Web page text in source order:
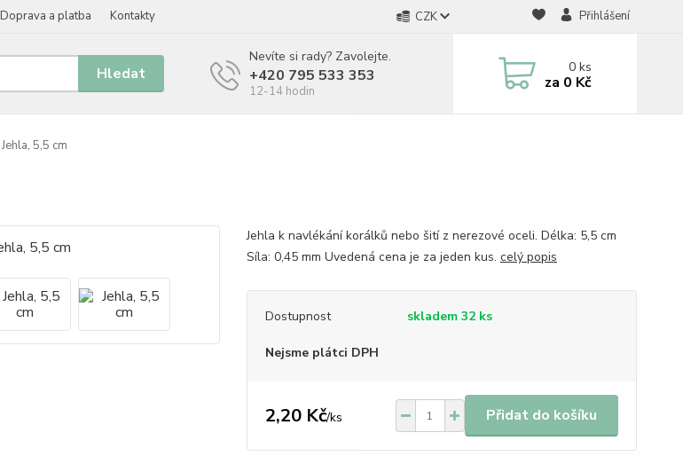
Doprava a platba Kontakty CZK Přihlášení
Hledat
Nevíte si rady? Zavolejte.
+420 795 533 353
12-14 hodin
0ks
za 0 Kč
Jehla, 5,5 cm
Jehla k navlékání korálků nebo šití z nerezové oceli. Délka: 5,5 cm
Síla: 0,45 mm Uvedená cena je za jeden kus. celý popis
Dostupnost skladem 32 ks
Nejsme plátci DPH
2,20 Kč/ks Přidat do košíku